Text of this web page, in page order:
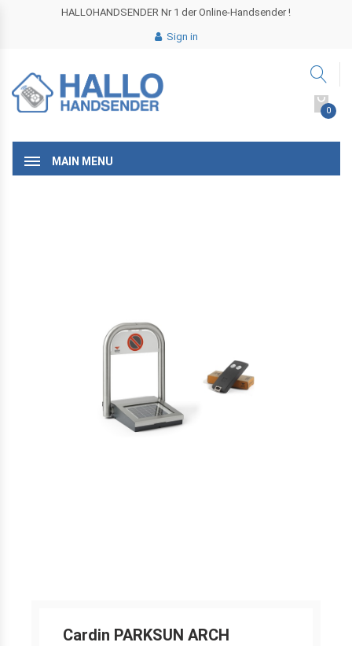
HALLOHANDSENDER Nr 1 der Online-Handsender !
Sign in
0
MAIN MENU
Cardin PARKSUN ARCH